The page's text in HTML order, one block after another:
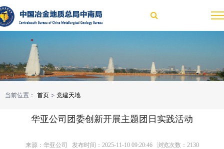
当前位置： 首页 > 党建天地
华亚公司团委创新开展主题团日实践活动
来源：华亚公司 发布时间：2025-11-10 09:20:46 浏览次数： 2130